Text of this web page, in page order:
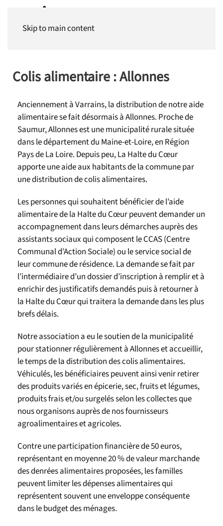
Skip to main content
Colis alimentaire : Allonnes
Anciennement à Varrains, la distribution de notre aide
alimentaire se fait désormais à Allonnes. Proche de
Saumur, Allonnes est une municipalité rurale située
dans le département du Maine-et-Loire, en Région
Pays de La Loire. Depuis peu, La Halte du Cœur
apporte une aide aux habitants de la commune par
une distribution de colis alimentaires.
Les personnes qui souhaitent bénéficier de l’aide
alimentaire de la Halte du Cœur peuvent demander un
accompagnement dans leurs démarches auprès des
assistants sociaux qui composent le CCAS (Centre
Communal d’Action Sociale) ou le service social de
leur commune de résidence. La demande se fait par
l’intermédiaire d’un dossier d’inscription à remplir et à
enrichir des justificatifs demandés puis à retourner à
la Halte du Cœur qui traitera la demande dans les plus
brefs délais.
Notre association a eu le soutien de la municipalité
pour stationner régulièrement à Allonnes et accueillir,
le temps de la distribution des colis alimentaires.
Véhiculés, les bénéficiaires peuvent ainsi venir retirer
des produits variés en épicerie, sec, fruits et légumes,
produits frais et/ou surgelés selon les collectes que
nous organisons auprès de nos fournisseurs
agroalimentaires et agricoles.
Contre une participation financière de 50 euros,
représentant en moyenne 20 % de valeur marchande
des denrées alimentaires proposées, les familles
peuvent limiter les dépenses alimentaires qui
représentent souvent une enveloppe conséquente
dans le budget des ménages.
Panneau de gestion des cookies